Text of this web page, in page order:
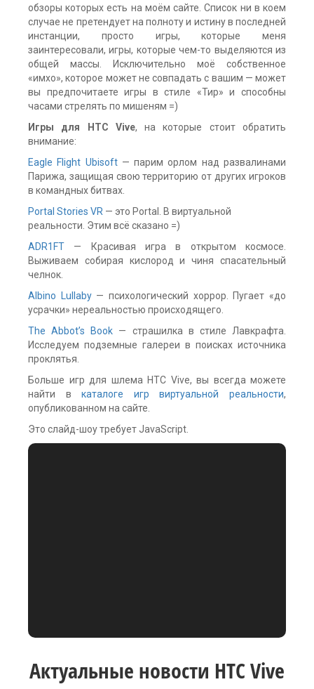
обзоры которых есть на моём сайте. Список ни в коем
случае не претендует на полноту и истину в последней
инстанции, просто игры, которые меня
заинтересовали, игры, которые чем-то выделяются из
общей массы. Исключительно моё собственное
«имхо», которое может не совпадать с вашим — может
вы предпочитаете игры в стиле «Тир» и способны
часами стрелять по мишеням =)
Игры для HTC Vive, на которые стоит обратить
внимание:
Eagle Flight Ubisoft — парим орлом над развалинами
Парижа, защищая свою территорию от других игроков
в командных битвах.
Portal Stories VR — это Portal. В виртуальной
реальности. Этим всё сказано =)
ADR1FT — Красивая игра в открытом космосе.
Выживаем собирая кислород и чиня спасательный
челнок.
Albino Lullaby— психологический хоррор. Пугает «до
усрачки» нереальностью происходящего.
The Abbot’s Book — страшилка в стиле Лавкрафта.
Исследуем подземные галереи в поисках источника
проклятья.
Больше игр для шлема HTC Vive, вы всегда можете
найти вкаталоге игр виртуальной реальности,
опубликованном на сайте.
Это слайд-шоу требует JavaScript.
Актуальные новости HTC Vive